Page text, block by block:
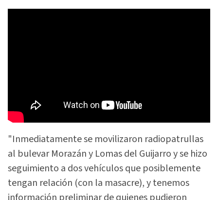
"Inmediatamente se movilizaron radiopatrullas
al bulevar Morazán y Lomas del Guijarro y se hizo
seguimiento a dos vehículos que posiblemente
tengan relación (con la masacre), y tenemos